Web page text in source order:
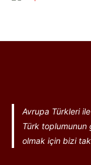
Avrupa Türkleri
Türk toplumunun
olmak için bizi